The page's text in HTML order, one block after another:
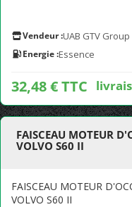
Vendeur :UAB GTV Group
Energie :Essence
32,48 € TTC
FAISCEAU MOTEUR
VOLVO S60 II
FAISCEAU MOTEUR
VOLVO S60 II